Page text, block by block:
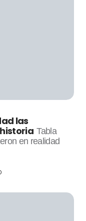
las
Tabla
en realidad